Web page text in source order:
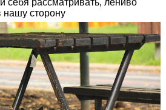
нашу сторону